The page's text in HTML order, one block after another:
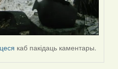
каб пакідаць каментары.